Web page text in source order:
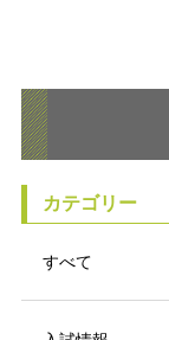
カテゴリー
すべて